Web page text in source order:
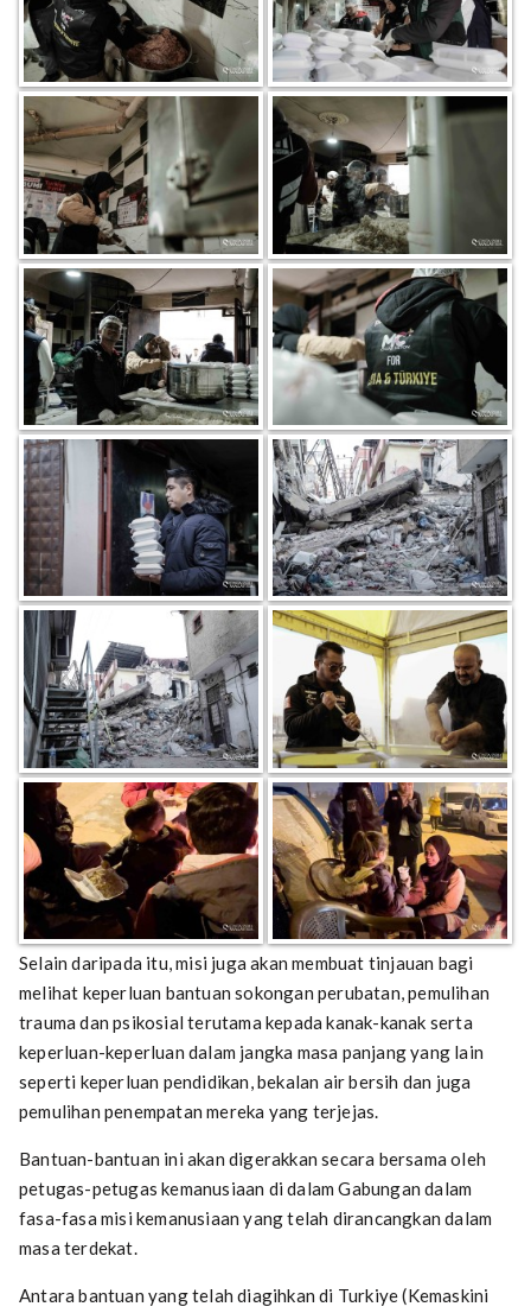
Selain daripada itu, misi juga akan membuat tinjauan bagi
melihat keperluan bantuan sokongan perubatan, pemulihan
trauma dan psikosial terutama kepada kanak-kanak serta
keperluan-keperluan dalam jangka masa panjang yang lain
seperti keperluan pendidikan, bekalan air bersih dan juga
pemulihan penempatan mereka yang terjejas.
Bantuan-bantuan ini akan digerakkan secara bersama oleh
petugas-petugas kemanusiaan di dalam Gabungan dalam
fasa-fasa misi kemanusiaan yang telah dirancangkan dalam
masa terdekat.
Antara bantuan yang telah diagihkan di Turkiye (Kemaskini